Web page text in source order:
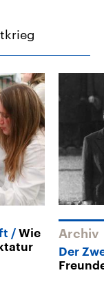
Wie
Archiv
Der